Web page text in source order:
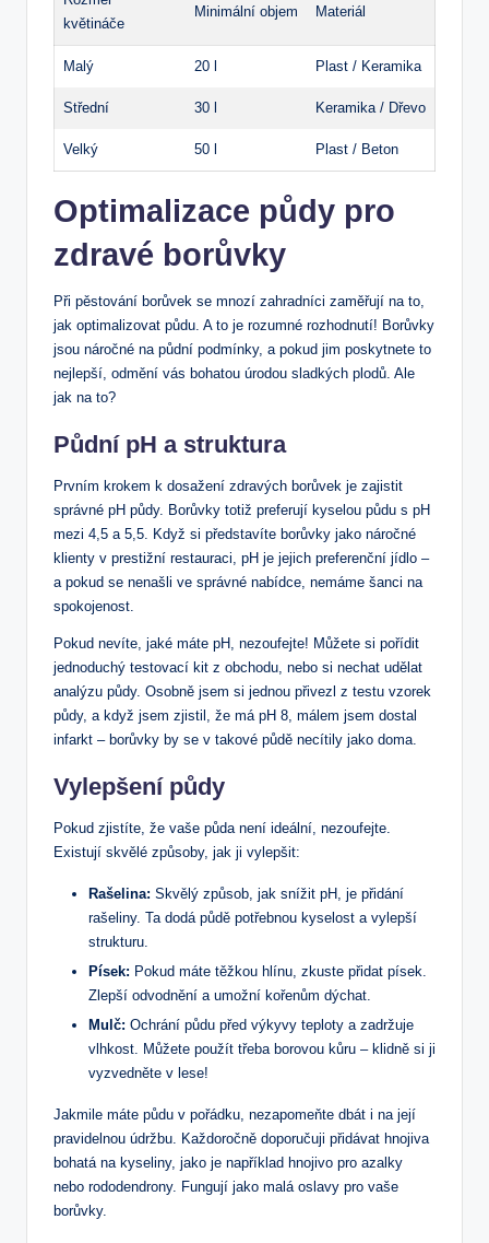
květináče
Minimální objem Materiál
Malý 20 l Plast / Keramika
Střední 30 l Keramika / Dřevo
Velký 50 l Plast⁣ / Beton
Optimalizace‍ půdy pro
⁣zdravé borůvky
Při pěstování borůvek se mnozí zahradníci zaměřují na to,
jak optimalizovat⁤ půdu. A to je rozumné rozhodnutí! Borůvky
jsou náročné na půdní podmínky,​ a pokud jim ‌poskytnete to
nejlepší, odmění vás bohatou úrodou sladkých plodů. Ale
jak na‍ to?
Půdní pH​ a ‍struktura
Prvním krokem k dosažení⁢ zdravých ​borůvek je zajistit
správné pH půdy. Borůvky totiž preferují kyselou půdu s ‍pH
mezi 4,5 a 5,5. Když si představíte borůvky jako náročné‍
klienty v ‍prestižní restauraci, pH je jejich ⁢preferenční‍ jídlo –
a pokud se nenašli ve‍ správné nabídce,⁤ nemáme šanci na
spokojenost.
Pokud nevíte, jaké máte pH, nezoufejte! Můžete ⁤si pořídit
⁢jednoduchý testovací kit z obchodu, nebo si nechat udělat
analýzu půdy. Osobně jsem si jednou přivezl z testu vzorek
půdy, a když jsem zjistil, že má pH 8, málem jsem ‌dostal
infarkt – borůvky by se v takové půdě necítily jako doma.
Vylepšení půdy
Pokud zjistíte, že vaše půda není ideální, nezoufejte.
Existují skvělé způsoby, jak ji vylepšit:
Rašelina: ⁢Skvělý způsob, jak snížit pH, je přidání⁢
rašeliny. Ta dodá půdě potřebnou kyselost a vylepší
strukturu.
Písek: ‍Pokud máte těžkou hlínu, zkuste přidat písek.
Zlepší odvodnění a umožní‍ kořenům dýchat.
Mulč: Ochrání půdu před‍ výkyvy teploty a zadržuje
vlhkost.⁢ Můžete⁤ použít třeba borovou kůru –⁣ klidně si ji
vyzvedněte⁢ v lese!
Jakmile máte půdu v ‍pořádku, nezapomeňte dbát i na její
pravidelnou⁣ údržbu. Každoročně doporučuji přidávat hnojiva
bohatá na kyseliny, jako je například hnojivo pro azalky
nebo ⁣rododendrony. Fungují jako⁢ malá oslavy pro vaše
borůvky.